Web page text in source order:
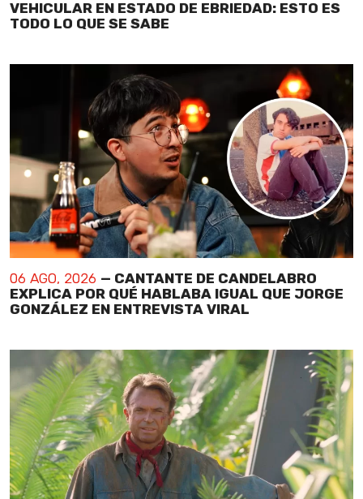
VEHICULAR EN ESTADO DE EBRIEDAD: ESTO ES
TODO LO QUE SE SABE
06 AGO, 2026 — CANTANTE DE CANDELABRO
EXPLICA POR QUÉ HABLABA IGUAL QUE JORGE
GONZÁLEZ EN ENTREVISTA VIRAL